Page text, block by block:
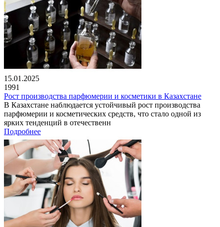
15.01.2025
1991
Рост производства парфюмерии и косметики в Казахстане
В Казахстане наблюдается устойчивый рост производства
парфюмерии и косметических средств, что стало одной из
ярких тенденций в отечественн
Подробнее